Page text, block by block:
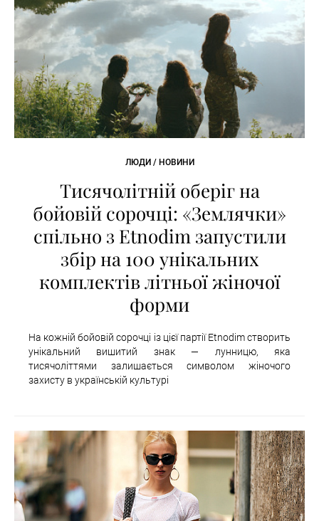
ЛЮДИ / НОВИНИ
Тисячолітній оберіг на
бойовій сорочці: «Землячки»
спільно з Etnodim запустили
збір на 100 унікальних
комплектів літньої жіночої
форми
На кожній бойовій сорочці із цієї партії Etnodim створить
унікальний вишитий знак — лунницю, яка
тисячоліттями залишається символом жіночого
захисту в українській культурі